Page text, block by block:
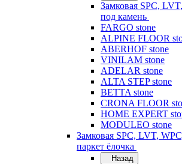
Замковая SPC,
под камень
FARGO stone
ALPINE FLOOR
ABERHOF stone
VINILAM stone
ADELAR stone
ALTA STEP stone
BETTA stone
CRONA FLOOR
HOME EXPERT
MODULEO stone
Замковая SPC, LVT,
паркет ёлочка
Назад